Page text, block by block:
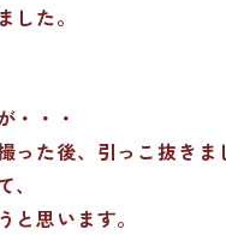
した。
・・・
った後、引っこ抜きま
と思います。